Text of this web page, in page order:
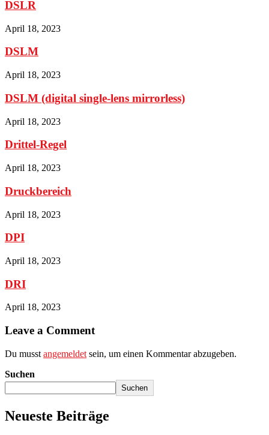
DSLR
April 18, 2023
DSLM
April 18, 2023
DSLM (digital single-lens mirrorless)
April 18, 2023
Drittel-Regel
April 18, 2023
Druckbereich
April 18, 2023
DPI
April 18, 2023
DRI
April 18, 2023
Leave a Comment
Du musst angemeldet sein, um einen Kommentar abzugeben.
Suchen
Suchen
Neueste Beiträge